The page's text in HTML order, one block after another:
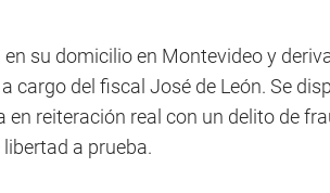
su domicilio en Montevideo y
cargo del fiscal José de León. Se
en reiteración real con un delito de
a prueba.